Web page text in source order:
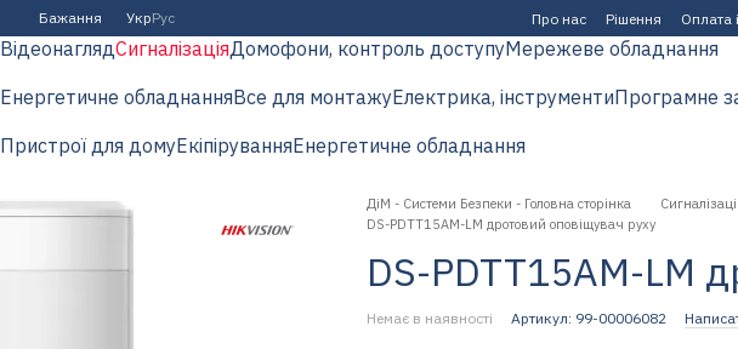
Бажання УкрРус Про нас Рішення Оплата
ВідеонаглядСигналізаціяДомофони, контроль доступуМережеве обладнання
Енергетичне обладнанняВсе для монтажуЕлектрика, інструментиПрограмне
Пристрої для домуЕкіпіруванняЕнергетичне обладнання
ДіМ - Системи Безпеки - Головна сторінка
DS-PDTT15AM-LM дротовий оповіщувач руху
DS-PDTT15AM-LM
Немає в наявності Артикул: 99-00006082